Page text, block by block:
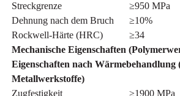
Streckgrenze
≥950 MPa
Dehnung nach dem Bruch
≥10%
Rockwell-Härte (HRC)
≥34
Mechanische Eigenschaften
Eigenschaften nach
Metallwerkstoffe)
Zugfestigkeit
≥1900 MPa